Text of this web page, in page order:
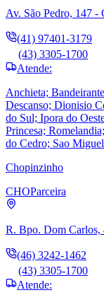
Av. São Pedro, 147 -
(41) 97401-3179
(43) 3305-1700
Atende:
Anchieta;
Descanso; Dionisio
do Sul; Ipora do
Princesa;
do Cedro; Sao
Chopinzinho
CHOParceira
R. Bpo. Dom Carlos,
(46) 3242-1462
(43) 3305-1700
Atende: